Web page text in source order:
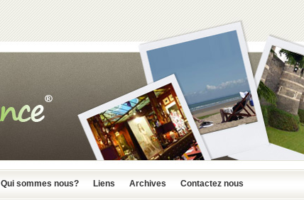
Qui sommes nous? Liens Archives Contactez nous